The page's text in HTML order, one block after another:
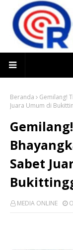
Beranda
Gemilang!
Juara Umum di
Sabet
MEDIA ONLINE